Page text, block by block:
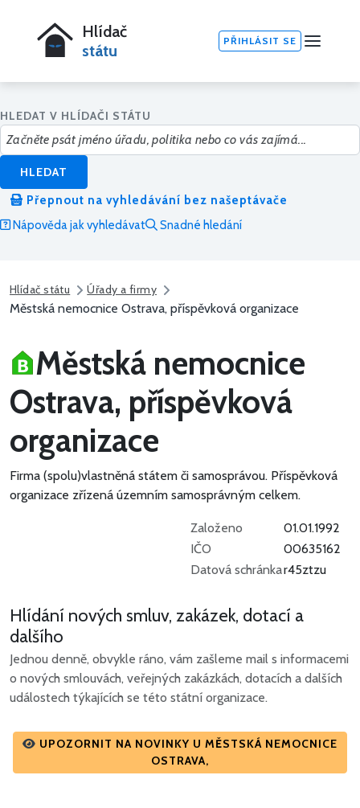
Hlídač
státu
PŘIHLÁSIT SE
HLEDAT V HLÍDAČI STÁTU
HLEDAT
Přepnout na vyhledávání bez našeptávače
Nápověda jak vyhledávat
Snadné hledání
Hlídač státu Úřady a firmy
Městská nemocnice Ostrava, příspěvková organizace
Městská nemocnice
Ostrava, příspěvková
organizace
Firma (spolu)vlastněná státem či samosprávou. Příspěvková
organizace zřízená územním samosprávným celkem.
Založeno
01.01.1992
IČO
00635162
Datová schránkar45ztzu
Hlídání nových smluv, zakázek, dotací a
dalšího
Jednou denně, obvykle ráno, vám zašleme mail s informacemi
o nových smlouvách, veřejných zakázkách, dotacích a dalších
událostech týkajících se této státní organizace.
UPOZORNIT NA NOVINKY U MĚSTSKÁ NEMOCNICE
OSTRAVA,